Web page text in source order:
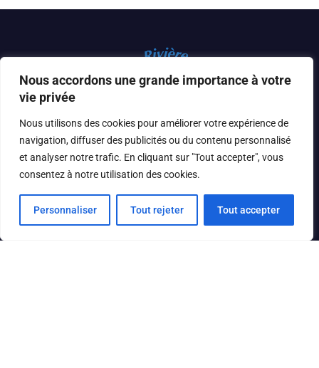
Nous accordons une grande importance à votre
vie privée
Nous utilisons des cookies pour améliorer votre expérience de
navigation, diffuser des publicités ou du contenu personnalisé
et analyser notre trafic. En cliquant sur "Tout accepter", vous
consentez à notre utilisation des cookies.
Personnaliser Tout rejeter Tout accepter